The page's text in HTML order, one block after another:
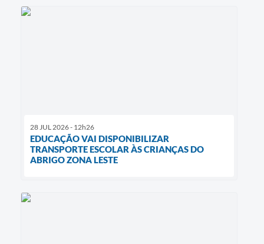
28 JUL 2026 - 12h26
EDUCAÇÃO VAI DISPONIBILIZAR
TRANSPORTE ESCOLAR ÀS CRIANÇAS DO
ABRIGO ZONA LESTE